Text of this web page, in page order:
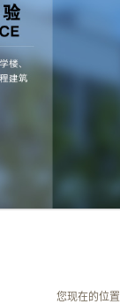
您现在的位